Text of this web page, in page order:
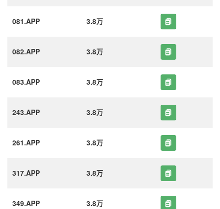
081.APP 3.8万
082.APP 3.8万
083.APP 3.8万
243.APP 3.8万
261.APP 3.8万
317.APP 3.8万
349.APP 3.8万